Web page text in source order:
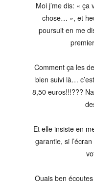
Moi j’me dis: « ça
chose… », et
poursuit en me
Comment ça les
bien suivi là…
8,50 euros!!!???
Et elle insiste en
garantie, si
Ouais ben